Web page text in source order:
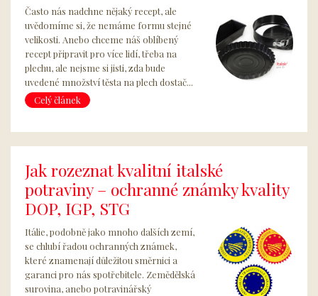
Často nás nadchne nějaký recept, ale
uvědomíme si, že nemáme formu stejné
velikosti. Anebo chceme náš oblíbený
recept připravit pro více lidí, třeba na
plechu, ale nejsme si jisti, zda bude
uvedené množství těsta na plech dostač...
Celý článek
Jak rozeznat kvalitní italské
potraviny – ochranné známky kvality
DOP, IGP, STG
Itálie, podobně jako mnoho dalších zemí,
se chlubí řadou ochranných známek,
které znamenají důležitou směrnici a
garanci pro nás spotřebitele. Zemědělská
surovina, anebo potravinářský